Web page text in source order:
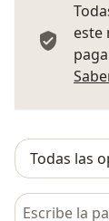
este
Busca en